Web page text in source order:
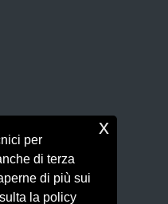
per
di terza
di più sui
la policy
x